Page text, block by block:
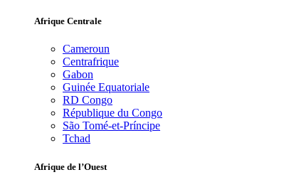
Afrique Centrale
Cameroun
Centrafrique
Gabon
Guinée Equatoriale
RD Congo
République du Congo
São Tomé-et-Príncipe
Tchad
Afrique de l’Ouest